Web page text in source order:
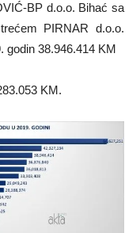
BP d.o.o. Bihać sa
PIRNAR d.o.o.
godin 38.946.414 KM
KM.